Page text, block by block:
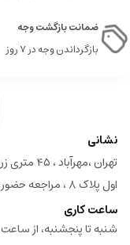
ضمانت بازگشت وجه
بازگرداندن وجه در ۷ روز
نشانی
اول پلاک ۸ ، مراجعه حضوری نداریم
ساعت کاری
شنبه تا پنجشنبه، از ساعت 10 صبح تا 17 پاسخگوی صدای گرم شما هستیم